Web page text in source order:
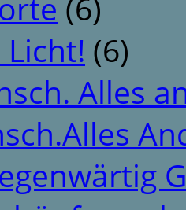
Licht! (6)
Alles